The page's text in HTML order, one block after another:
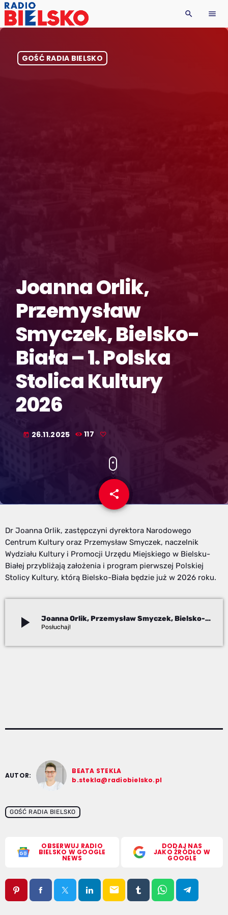
search menu
GOŚĆ RADIA BIELSKO
Joanna Orlik,
Przemysław
Smyczek, Bielsko-
Biała – 1. Polska
Stolica Kultury
2026
today 26.11.2025 117
share
email
Dr Joanna Orlik, zastępczyni dyrektora Narodowego
Centrum Kultury oraz Przemysław Smyczek, naczelnik
Wydziału Kultury i Promocji Urzędu Miejskiego w Bielsku-
Białej przybliżają założenia i program pierwszej Polskiej
Stolicy Kultury, którą Bielsko-Biała będzie już w 2026 roku.
play_arrow Joanna Orlik, Przemysław Smyczek, Bielsko-Biała – 1. Polska Stolica Kultury 2026
AUTOR:
BEATA STEKLA
b.stekla@radiobielsko.pl
GOŚĆ RADIA BIELSKO
OBSERWUJ RADIO
BIELSKO W GOOGLE
NEWS
DODAJ NAS
JAKO ŹRÓDŁO W
GOOGLE
email